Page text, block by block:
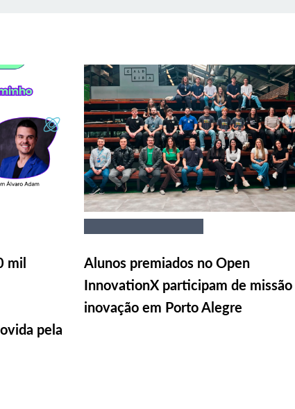
mil
pela
Alunos premiados no Open
InnovationX participam de missão
inovação em Porto Alegre